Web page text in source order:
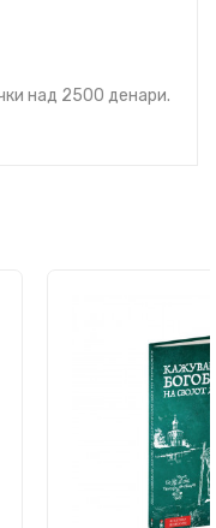
над 2500 денари.